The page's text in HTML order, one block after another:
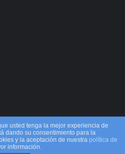
derechos reservados M&M |
usted tenga la mejor experiencia de
dando su consentimiento para la
y la aceptación de nuestra política de
información.